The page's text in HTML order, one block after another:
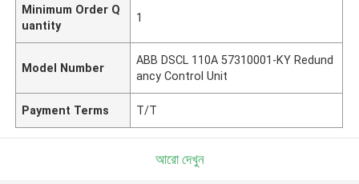
Minimum Order Q
uantity
1
Model Number
ABB DSCL 110A 57310001-KY Redund
ancy Control Unit
Payment Terms T/T
আরো দেখুন